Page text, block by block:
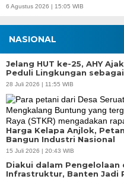
6 Agustus 2026 | 15:05 WIB
NASIONAL
Jelang HUT ke-25, AHY
Peduli Lingkungan
28 Juli 2026 | 11:55 WIB
Harga Kelapa Anjlok,
Bangun Industri Nasional
15 Juli 2026 | 20:43 WIB
Diakui dalam Pengelolaan
Infrastruktur, Banten Jadi